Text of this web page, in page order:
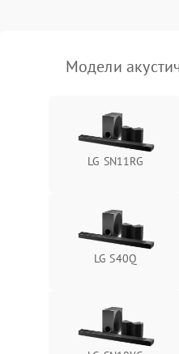
перенапряжения
защиты от замыкания
Повреждение системы
Неисправность системы
защиты от перегрева
Поломка системы защиты
Модели
LG SN11RG
LG S40Q